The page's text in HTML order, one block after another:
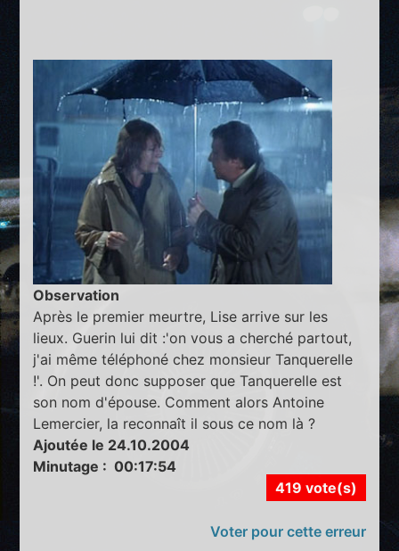
Observation
Après le premier meurtre, Lise arrive sur les
lieux. Guerin lui dit :'on vous a cherché partout,
j'ai même téléphoné chez monsieur Tanquerelle
!'. On peut donc supposer que Tanquerelle est
son nom d'épouse. Comment alors Antoine
Lemercier, la reconnaît il sous ce nom là ?
Ajoutée le 24.10.2004
Minutage : 00:17:54
419 vote(s)
Voter pour cette erreur